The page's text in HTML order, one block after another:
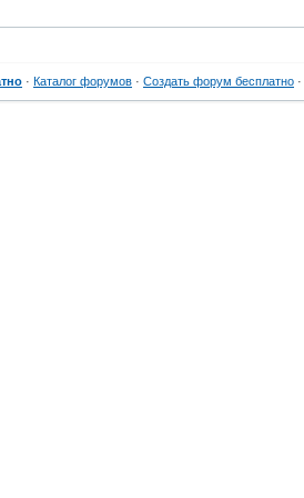
· Каталог форумов · Создать форум бесплатно ·